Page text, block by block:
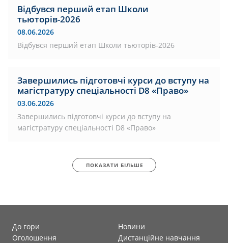
Відбувся перший етап Школи
тьюторів-2026
08.06.2026
Відбувся перший етап Школи тьюторів-2026
Завершились підготовчі курси до вступу на
магістратуру спеціальності D8 «Право»
03.06.2026
Завершились підготовчі курси до вступу на
магістратуру спеціальності D8 «Право»
ПОКАЗАТИ БІЛЬШЕ
До гори
Новини
Оголошення
Дистанційне навчання